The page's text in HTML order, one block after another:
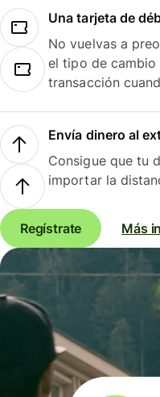
Una tarjeta de
No vuelvas a
el tipo de cambio
transacción
Envía dinero al
Consigue que tu
importar la
Regístrate Más